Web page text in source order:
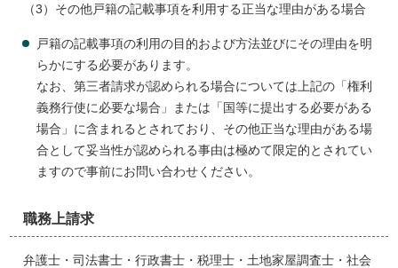
（3）その他戸籍の記載事項を利用する正当な理由がある場合
戸籍の記載事項の利用の目的および方法並びにその理由を明
らかにする必要があります。
なお、第三者請求が認められる場合については上記の「権利
義務行使に必要な場合」または「国等に提出する必要がある
場合」に含まれるとされており、その他正当な理由がある場
合として妥当性が認められる事由は極めて限定的とされてい
ますので事前にお問い合わせください。
職務上請求
弁護士・司法書士・行政書士・税理士・土地家屋調査士・社会